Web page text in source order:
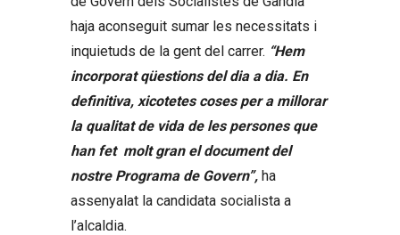
haja aconseguit sumar les necessitats i
inquietuds de la gent del carrer. “Hem
incorporat qüestions del dia a dia. En
definitiva, xicotetes coses per a millorar
la qualitat de vida de les persones que
han fet molt gran el document del
nostre Programa de Govern”, ha
assenyalat la candidata socialista a
l’alcaldia.